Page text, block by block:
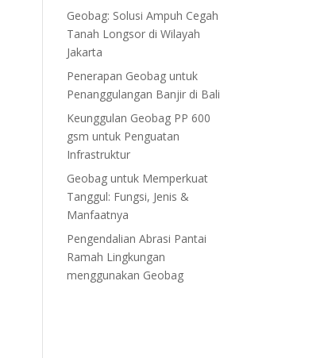
Geobag: Solusi Ampuh Cegah
Tanah Longsor di Wilayah
Jakarta
Penerapan Geobag untuk
Penanggulangan Banjir di Bali
Keunggulan Geobag PP 600
gsm untuk Penguatan
Infrastruktur
Geobag untuk Memperkuat
Tanggul: Fungsi, Jenis &
Manfaatnya
Pengendalian Abrasi Pantai
Ramah Lingkungan
menggunakan Geobag